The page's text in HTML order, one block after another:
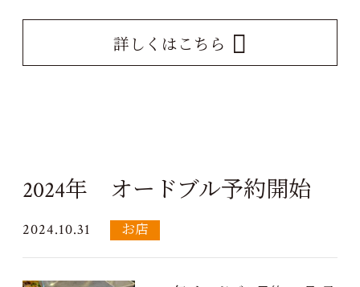
詳しくはこちら
2024年 オードブル予約開始
2024.10.31 お店